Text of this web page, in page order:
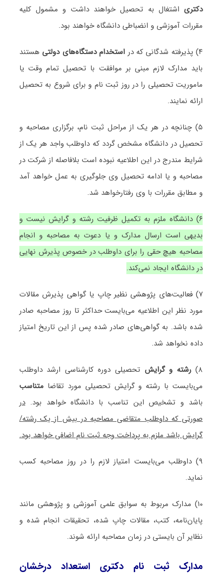
دکتری اشتغال به تحصیل خواهند داشت و مشمول کلیه
مقررات آموزشی و انضباطی دانشگاه خواهند بود.
۴) پذیرفته شدگانی که در استخدام دستگاه‌های دولتیهستند
باید مدارک لازم مبنی بر موافقت با تحصیل تمام وقت یا
ماموریت تحصیلی را در روز ثبت نام و برای شروع به تحصیل
ارائه نمایند.
۵) چنانچه در هر یک از مراحل ثبت نام، برگزاری مصاحبه و
تحصیل در دانشگاه مشخص گردد که داوطلب واجد هر یک از
شرایط مندرج در این اطلاعیه نبوده است بلافاصله از شرکت در
مصاحبه و یا ادامه تحصیل وی جلوگیری به عمل خواهد آمد
و مطابق مقررات با وی رفتارخواهد شد.
۶) دانشگاه ملزم به تکمیل ظرفیت رشته و گرایش نیست و
بدیهی است ارسال مدارک و یا دعوت به مصاحبه و انجام
مصاحبه هیچ حقی را برای داوطلب در خصوص پذیرش نهایی
در دانشگاه ایجاد نمی‌کند.
۷) فعالیت‌های پژوهشی نظیر چاپ یا گواهی پذیرش مقالات
مورد نظر این اطلاعیه می‌بایست حداکثر تا روز مصاحبه صادر
شده باشد. به گواهی‌های صادر شده پس از این تاریخ امتیاز
داده نخواهد شد.
۸) رشته و گرایش تحصیلی دوره کارشناسی ارشد داوطلب
می‌بایست با رشته و گرایش تحصیلی مورد تقاضامتناسب
باشد و تشخیص این تناسب با دانشگاه خواهد بود.در
صورتی که داوطلب متقاضی مصاحبه در بیش از یک رشته/
گرایش باشد ملزم به پرداخت وجه ثبت نام اضافی خواهد بود.
۹) داوطلب می‌بایست امتیاز لازم را در روز مصاحبه کسب
نماید.
۱۰) مدارک مربوط به سوابق علمی آموزشی و پژوهشی مانند
پایان‌نامه، کتب، مقالات چاپ شده، تحقیقات انجام شده و
نظایر آن بایستی در زمان مصاحبه ارائه شوند.
مدارک ثبت نام دکتری استعداد درخشان